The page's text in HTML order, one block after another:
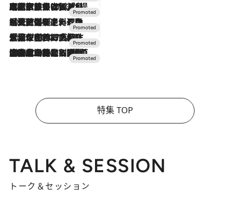
2026.7.31
【ホテル帰省】という選択肢をOMOが提案。家族とほどよい距離を保つには「昼は実家、夜は気兼ねなくホテルで！」
2026.7.24
【夏限定ディナーコース】旬を迎える稚鮎や花ズッキーニなどをイタリア・トスカーナの郷土料理の手法で満喫！
2026.7.17
「土佐和ハーブかき氷」がOMO7高知に登場！生姜、山椒、大葉など目にも舌にも涼を呼ぶ郷土の味
2026.7.10
NEW OPEN！【界 草津】名湯の地に誕生。趣の異なる2種の温泉と上州ならではの会席・蕎麦割烹など美食を味わう究極の癒やし旅
特集 TOP
TALK & SESSION
トーク＆セッション